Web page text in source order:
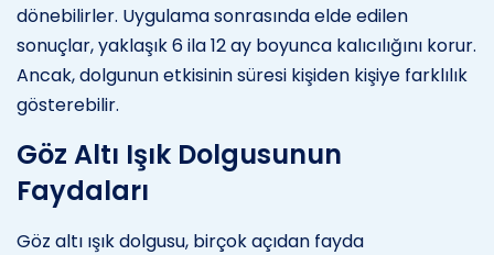
dönebilirler. Uygulama sonrasında elde edilen
sonuçlar, yaklaşık 6 ila 12 ay boyunca kalıcılığını korur.
Ancak, dolgunun etkisinin süresi kişiden kişiye farklılık
gösterebilir.
Göz Altı Işık Dolgusunun
Faydaları
Göz altı ışık dolgusu, birçok açıdan fayda